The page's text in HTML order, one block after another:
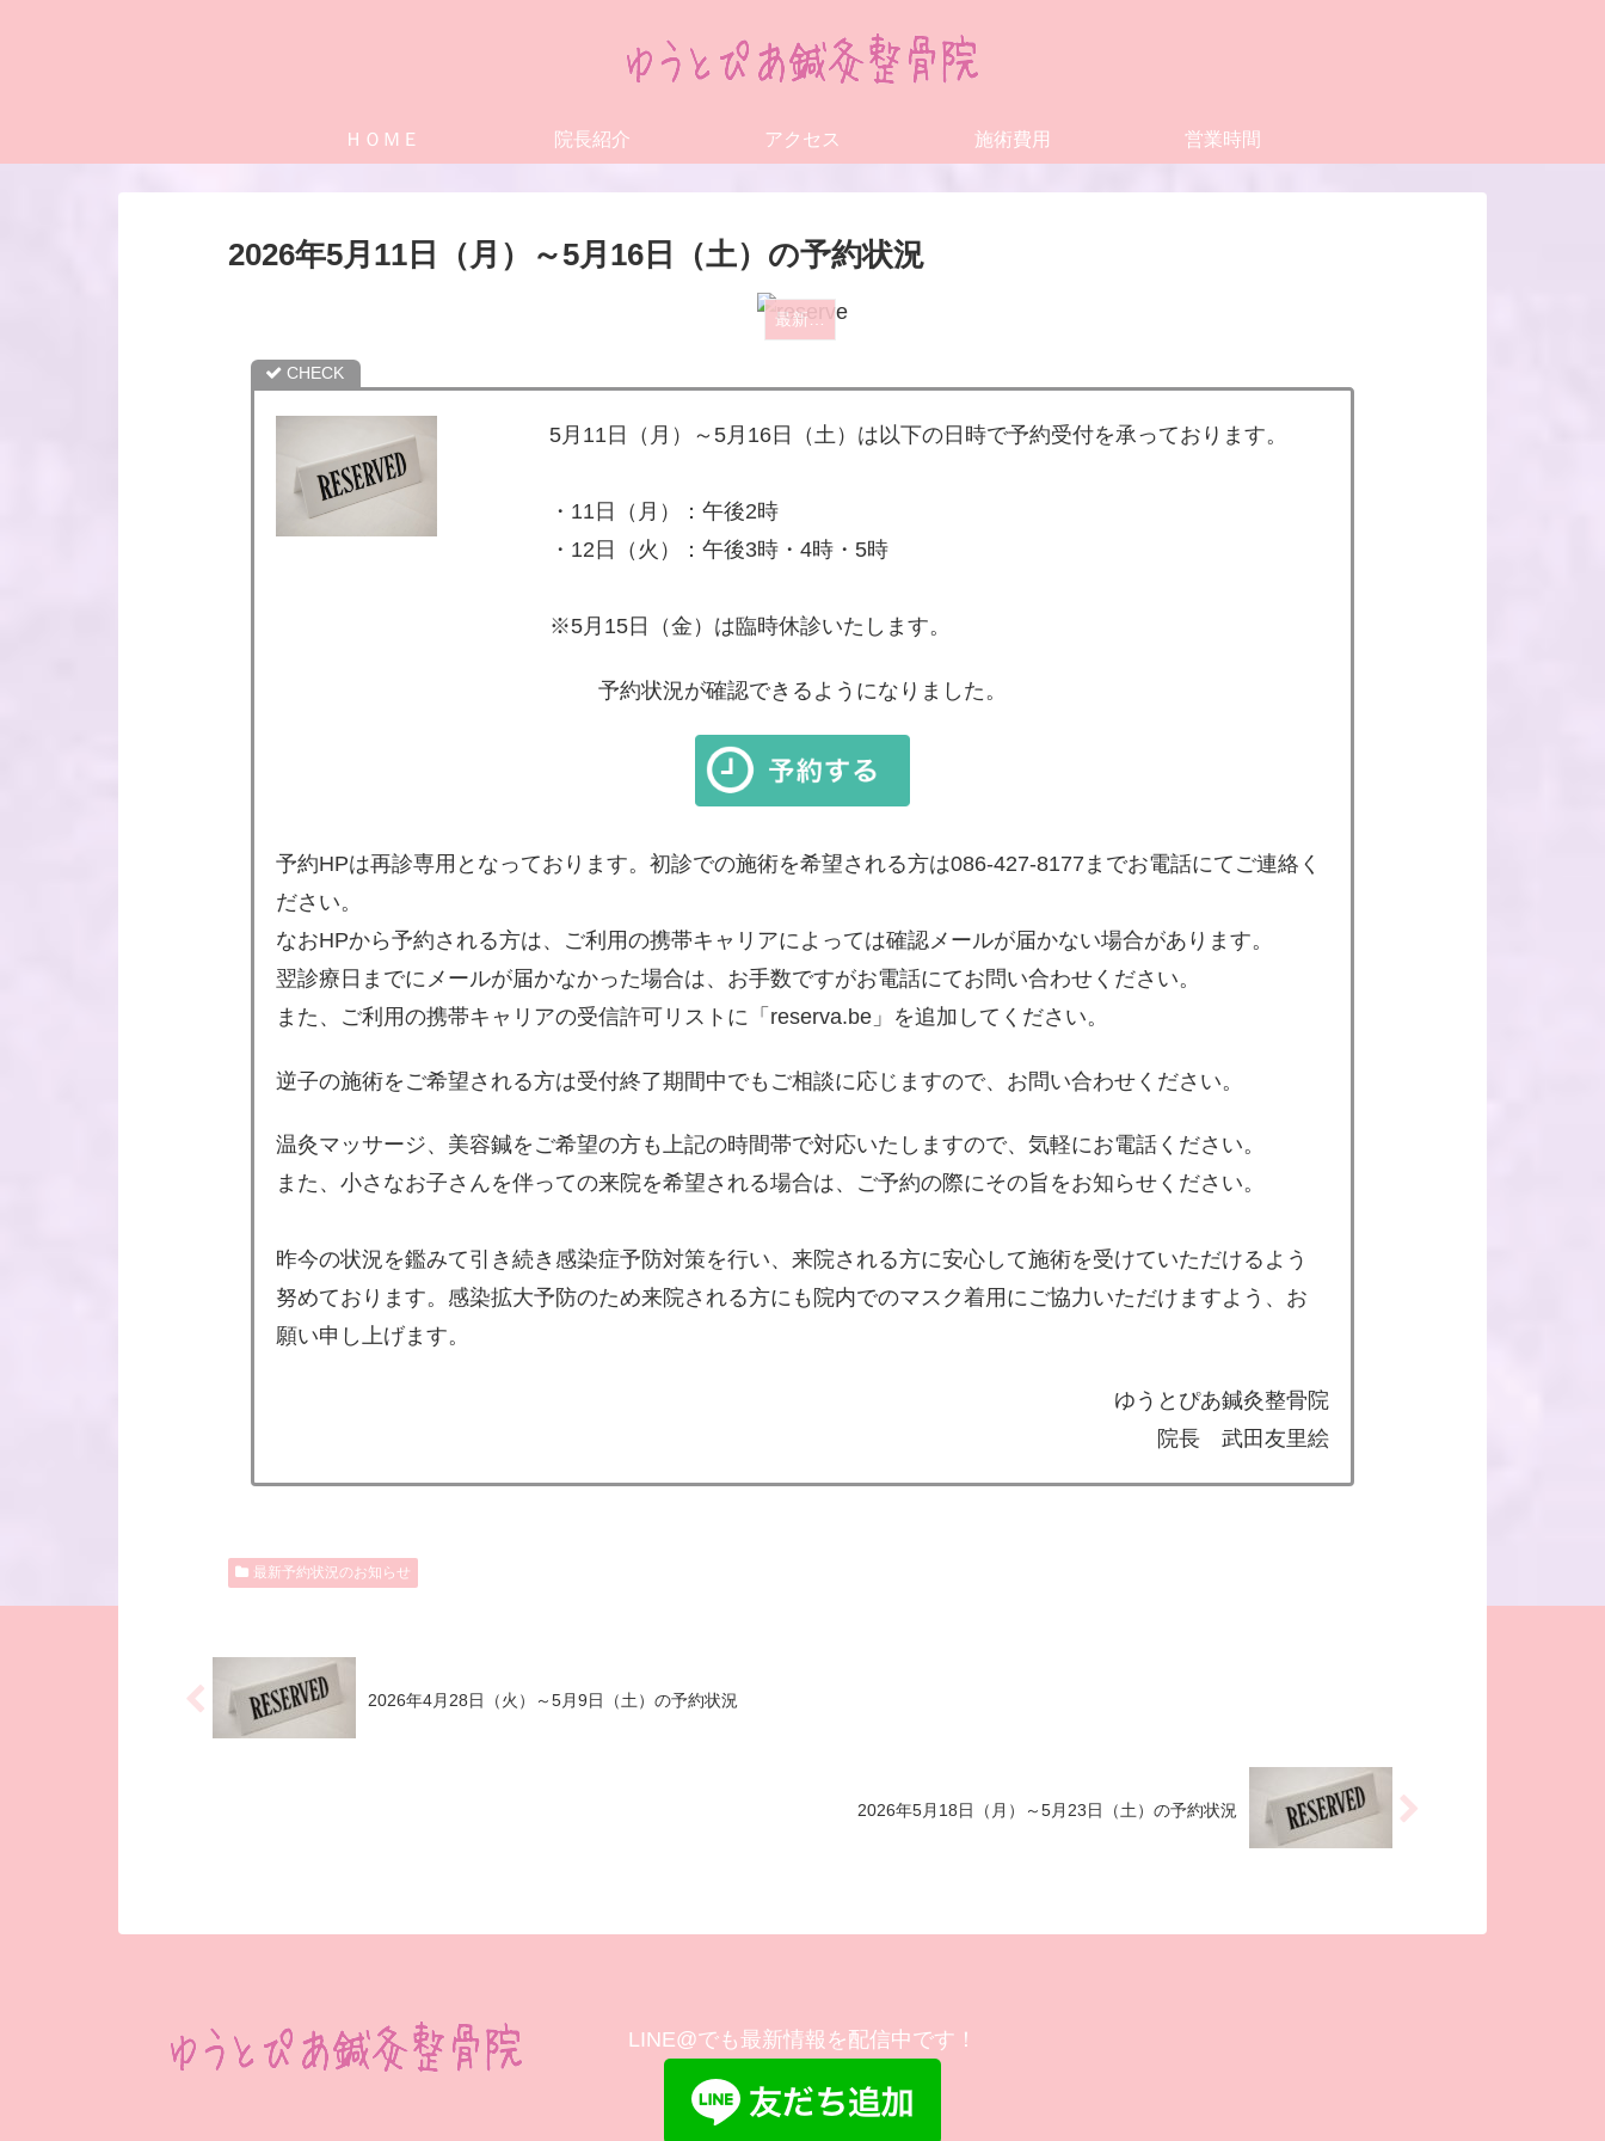
ＨＯＭＥ 院長紹介 アクセス 施術費用 営業時間
2026年5月11日（月）～5月16日（土）の予約状況
最新予約状況のお知らせ
5月11日（月）～5月16日（土）は以下の日時で予約受付を承っております。
・11日（月）：午後2時
・12日（火）：午後3時・4時・5時
※5月15日（金）は臨時休診いたします。
予約状況が確認できるようになりました。
予約HPは再診専用となっております。初診での施術を希望される方は086-427-8177までお電話にてご連絡く
ださい。
なおHPから予約される方は、ご利用の携帯キャリアによっては確認メールが届かない場合があります。
翌診療日までにメールが届かなかった場合は、お手数ですがお電話にてお問い合わせください。
また、ご利用の携帯キャリアの受信許可リストに「reserva.be」を追加してください。
逆子の施術をご希望される方は受付終了期間中でもご相談に応じますので、お問い合わせください。
温灸マッサージ、美容鍼をご希望の方も上記の時間帯で対応いたしますので、気軽にお電話ください。
また、小さなお子さんを伴っての来院を希望される場合は、ご予約の際にその旨をお知らせください。
昨今の状況を鑑みて引き続き感染症予防対策を行い、来院される方に安心して施術を受けていただけるよう
努めております。感染拡大予防のため来院される方にも院内でのマスク着用にご協力いただけますよう、お
願い申し上げます。
ゆうとぴあ鍼灸整骨院
院長 武田友里絵
最新予約状況のお知らせ
2026年4月28日（火）～5月9日（土）の予約状況
2026年5月18日（月）～5月23日（土）の予約状況
LINE@でも最新情報を配信中です！